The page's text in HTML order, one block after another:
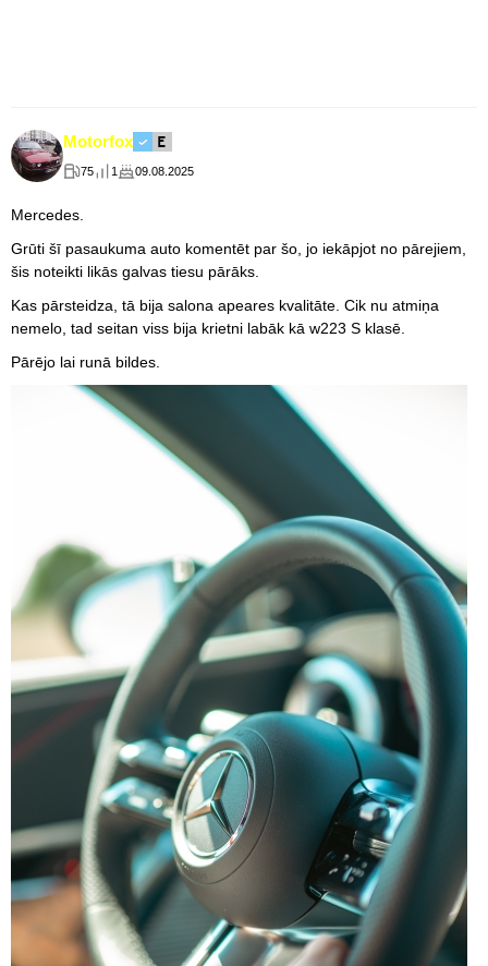
Motorfox
75 1 09.08.2025
Mercedes.
Grūti šī pasaukuma auto komentēt par šo, jo iekāpjot no pārejiem,
šis noteikti likās galvas tiesu pārāks.
Kas pārsteidza, tā bija salona apeares kvalitāte. Cik nu atmiņa
nemelo, tad seitan viss bija krietni labāk kā w223 S klasē.
Pārējo lai runā bildes.